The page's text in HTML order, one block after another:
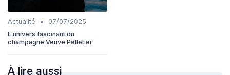
Actualité •
07/07/2025
L'univers fascinant du
champagne Veuve Pelletier
À lire aussi